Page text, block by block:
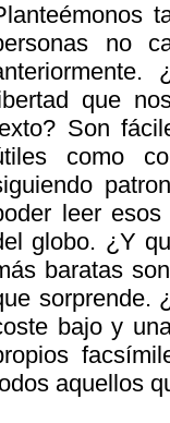
no
que
Son
como
leer
globo. ¿Y
baratas
sorprende.
bajo y
aquellos